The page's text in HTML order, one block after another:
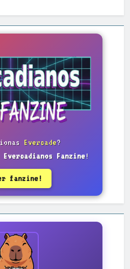
Evercade?
Evercadianos Fanzine!
fanzine!